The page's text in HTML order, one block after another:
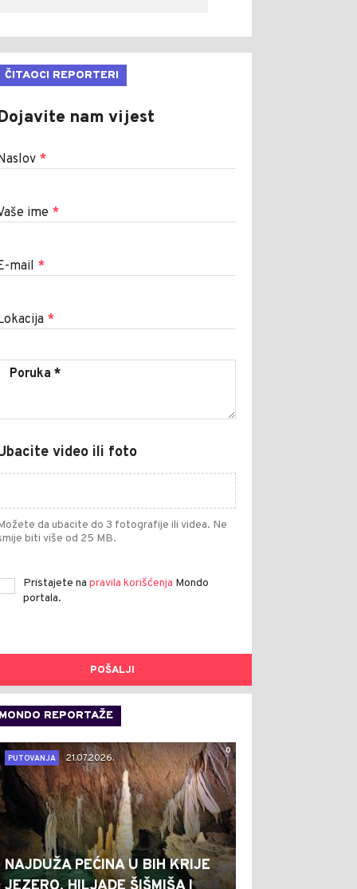
ČITAOCI REPORTERI
nam vijest
*
ime *
mail *
*
video ili foto
da ubacite do 3 fotografije ili videa. Ne
biti više od 25 MB.
Pristajete na pravila korišćenja Mondo
portala.
POŠALJI
MONDO REPORTAŽE
0
PUTOVANJA
21.07.2026.
NAJDUŽA PEĆINA U BIH KRIJE